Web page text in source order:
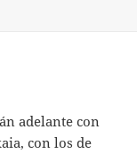
adelante con
con los de